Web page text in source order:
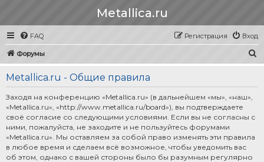
Metallica.ru
FAQ Вход
Регистрация
Форумы
Metallica.ru - Общие правила
Заходя на конференцию «Metallica.ru» (в дальнейшем «мы», «наш»,
«Metallica.ru», «http://www.metallica.ru/board»), вы подтверждаете
своё согласие со следующими условиями. Если вы не согласны с
ними, пожалуйста, не заходите и не пользуйтесь форумами
«Metallica.ru». Мы оставляем за собой право изменять эти правила
в любое время и сделаем всё возможное, чтобы уведомить вас
об этом, однако с вашей стороны было бы разумным регулярно